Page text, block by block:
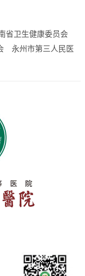
省卫生健康委员会
永州市第三人民医